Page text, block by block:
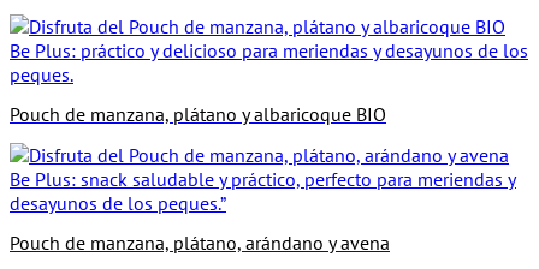
Pouch de manzana, plátano y albaricoque BIO
Pouch de manzana, plátano, arándano y avena